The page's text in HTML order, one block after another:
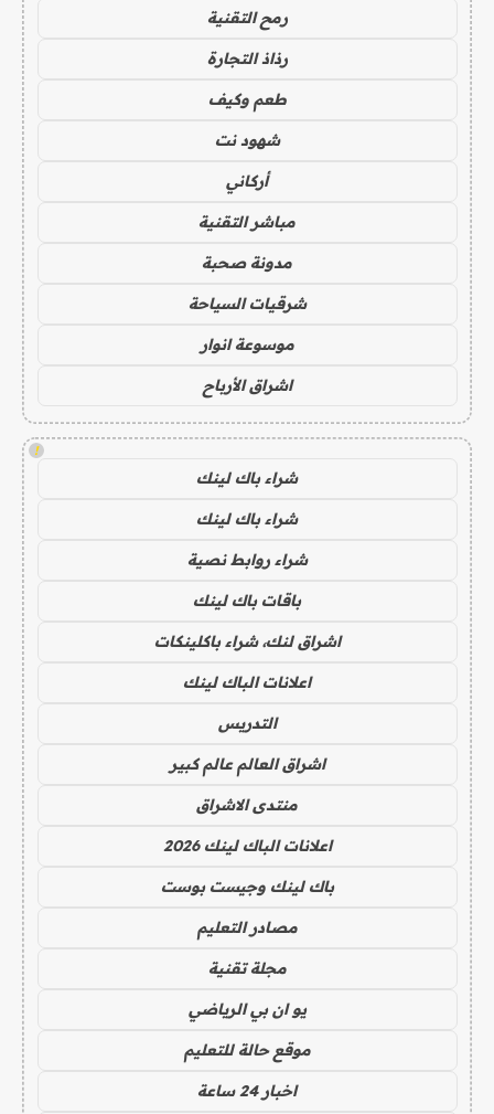
رمح التقنية
رذاذ التجارة
طعم وكيف
شهود نت
أركاني
مباشر التقنية
مدونة صحبة
شرقيات السياحة
موسوعة انوار
اشراق الأرباح
!
شراء باك لينك
شراء باك لينك
شراء روابط نصية
باقات باك لينك
اشراق لنك، شراء باكلينكات
اعلانات الباك لينك
التدريس
اشراق العالم عالم كبير
منتدى الاشراق
اعلانات الباك لينك 2026
باك لينك وجيست بوست
مصادر التعليم
مجلة تقنية
يو ان بي الرياضي
موقع حالة للتعليم
اخبار 24 ساعة